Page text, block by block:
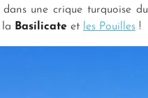
une crique turquoise du
la Basilicate et les Pouilles !